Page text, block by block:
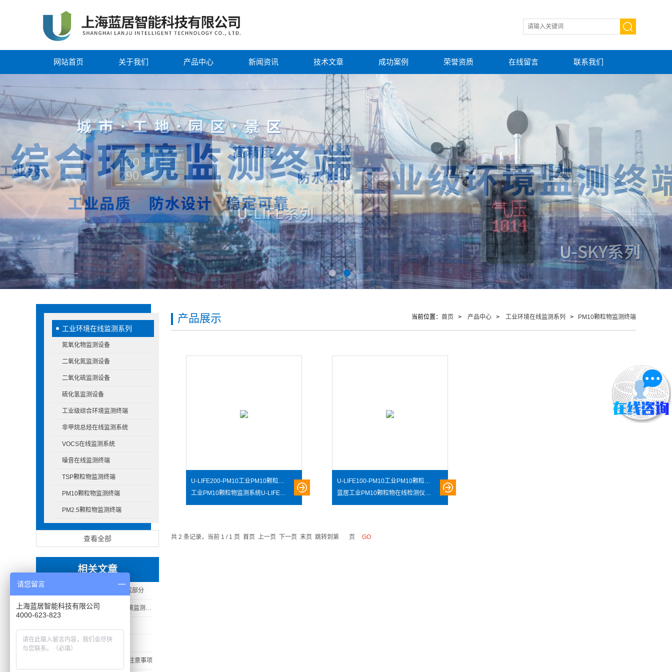
网站首页 关于我们 产品中心 新闻资讯 技术文章 成功案例 荣誉资质 在线留言 联系我们
工业环境在线监测系列
氮氧化物监测设备
二氧化氮监测设备
二氧化硫监测设备
硫化氢监测设备
工业级综合环境监测终端
非甲烷总烃在线监测系统
VOCS在线监测系统
噪音在线监测终端
TSP颗粒物监测终端
PM10颗粒物监测终端
PM2.5颗粒物监测终端
查看全部
相关文章
负氧离子在线监测系统的十个组成部分
国内跨省游恢复开放 旅游景区环境监测再受关注
农场大气质量监测站有什么作用？
工业水质PH值在线监测仪器选型注意事项
当前位置： 首页 > 产品中心 > 工业环境在线监测系列 > PM10颗粒物监测终端
产品展示
U-LIFE200-PM10工业PM10颗粒物监测系统U-LIFE200-PM10
工业PM10颗粒物监测系统U-LIFE200-PM10是一款工业级户外多参数高精度空气质量监测系统终端，可支持监测的指标有：颗粒物（PM2.5/PM10/TSP）、温湿度、大气压。额外可定制附加支持的监测项目包括：有机挥发物（VOC）、臭氧、二氧化氮、一氧化碳、二氧化碳、二氧化硫、硫化氢、苯类等。可适用于：工业企业生产环境监测、隧道交通环境监测、城市环境监测等。
U-LIFE100-PM10工业PM10颗粒物在线检测仪U-LIFE100-PM10
蓝居工业PM10颗粒物在线检测仪U-LIFE100-PM10，可真实反映本区域环境空气质量状况，精确监测空气中的一氧化碳、二氧化碳、硫化氢、氧气、二氧化氮、二氧化硫、VOC、PM2.5/PM10可吸入颗粒物等各类影响环境空气质量的指数指标，并实现环境空气质量信息发布。
共 2 条记录，当前 1 / 1 页 首页 上一页 下一页 末页 跳转到第 页
请您留言
上海蓝居智能科技有限公司
4000-623-823